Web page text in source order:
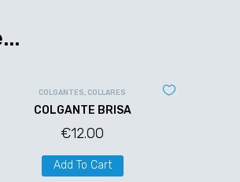
COLGANTES, COLLARES
COLGANTE BRISA
€12.00
Add To Cart